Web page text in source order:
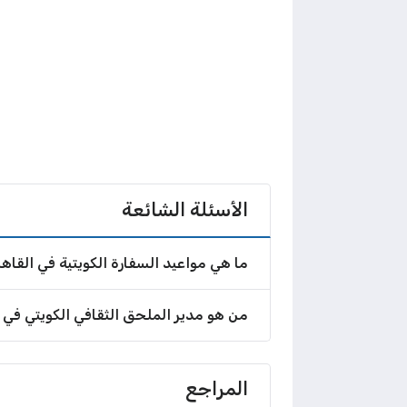
الأسئلة الشائعة
ما هي مواعيد السفارة الكويتية في
من هو مدير الملحق الثقافي الكويتي
المراجع